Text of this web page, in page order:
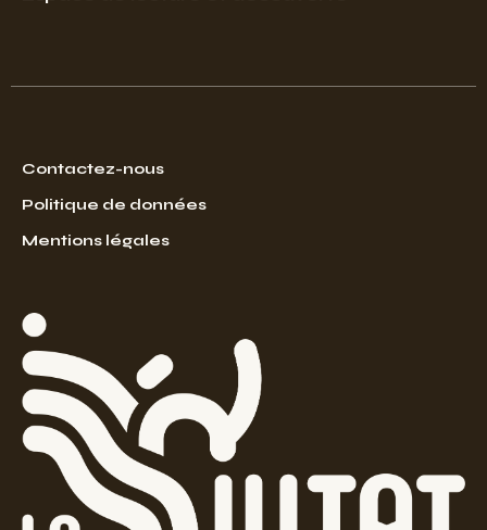
Contactez-nous
Politique de données
Mentions légales